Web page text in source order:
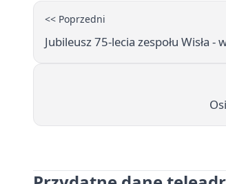
<< Poprzedni
Jubileusz 75-lecia zespołu Wisła